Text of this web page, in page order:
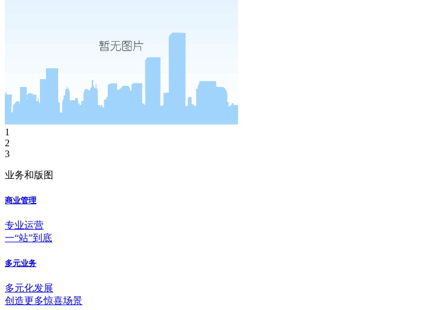
1
2
3
业务和版图
商业管理
专业运营
一“站”到底
多元业务
多元化发展
创造更多惊喜场景